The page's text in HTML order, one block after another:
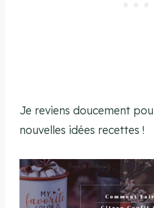
Je reviens doucement
nouvelles idées recettes !